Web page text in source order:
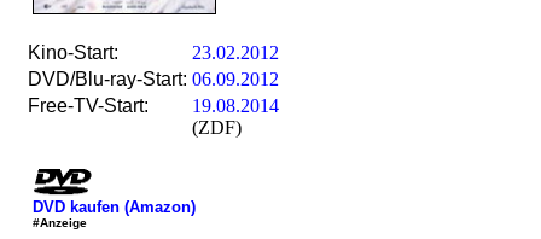
Kino-Start:
23.02.2012
DVD/Blu-ray-Start: 06.09.2012
Free-TV-Start:
19.08.2014
(ZDF)
DVD kaufen (Amazon)
#Anzeige